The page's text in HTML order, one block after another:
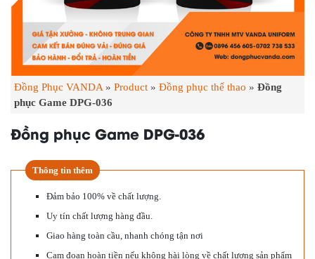
Đồng Phục VANDA» Product » Đồng phục thể thao » Đồng
phục Game DPG-036
Đồng phục Game DPG-036
Thông tin thêm
Đảm bảo 100% về chất lượng.
Uy tín chất lượng hàng đầu.
Giao hàng toàn cầu, nhanh chóng tận nơi
Cam đoan hoàn tiền nếu không hài lòng về chất lượng sản phẩm